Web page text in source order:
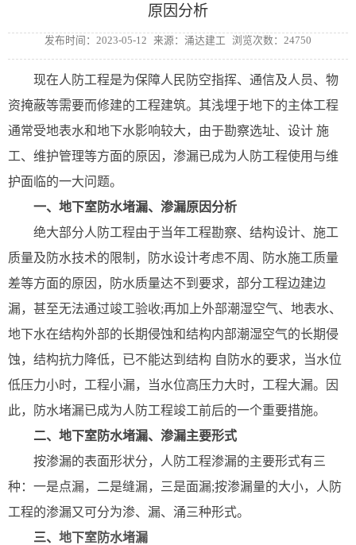
原因分析
发布时间：2023-05-12 来源：涌达建工 浏览次数：24750
现在人防工程是为保障人民防空指挥、通信及人员、物
资掩蔽等需要而修建的工程建筑。其浅埋于地下的主体工程
通常受地表水和地下水影响较大，由于勘察选址、设计 施
工、维护管理等方面的原因，渗漏已成为人防工程使用与维
护面临的一大问题。
一、地下室防水堵漏、渗漏原因分析
绝大部分人防工程由于当年工程勘察、结构设计、施工
质量及防水技术的限制，防水设计考虑不周、防水施工质量
差等方面的原因，防水质量达不到要求，部分工程边建边
漏，甚至无法通过竣工验收;再加上外部潮湿空气、地表水、
地下水在结构外部的长期侵蚀和结构内部潮湿空气的长期侵
蚀，结构抗力降低，已不能达到结构 自防水的要求，当水位
低压力小时，工程小漏，当水位高压力大时，工程大漏。因
此，防水堵漏已成为人防工程竣工前后的一个重要措施。
二、地下室防水堵漏、渗漏主要形式
按渗漏的表面形状分，人防工程渗漏的主要形式有三
种：一是点漏，二是缝漏，三是面漏;按渗漏量的大小，人防
工程的渗漏又可分为渗、漏、涌三种形式。
三、 地下室防水堵漏